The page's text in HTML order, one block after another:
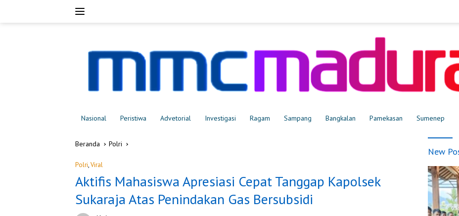
Nasional Peristiwa Advetorial Investigasi Ragam Sampang Bangkalan Pamekasan Sumenep
Beranda Polri
Polri,Viral
Aktifis Mahasiswa Apresiasi Cepat Tanggap Kapolsek
Sukaraja Atas Penindakan Gas Bersubsidi
New